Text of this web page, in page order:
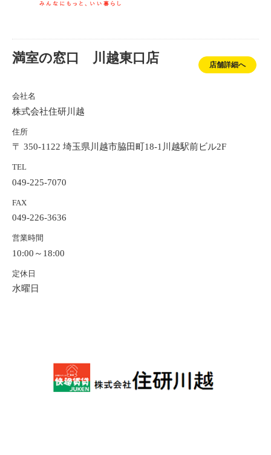
満室の窓口 川越東口店 店舗詳細へ
会社名
株式会社住研川越
住所
〒 350-1122 埼玉県川越市脇田町18-1川越駅前ビル2F
TEL
049-225-7070
FAX
049-226-3636
営業時間
10:00～18:00
定休日
水曜日